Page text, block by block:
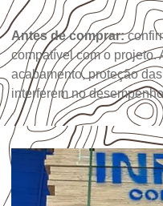
Antes de comprar:
compatível com o projeto.
acabamento, proteção
interferem no